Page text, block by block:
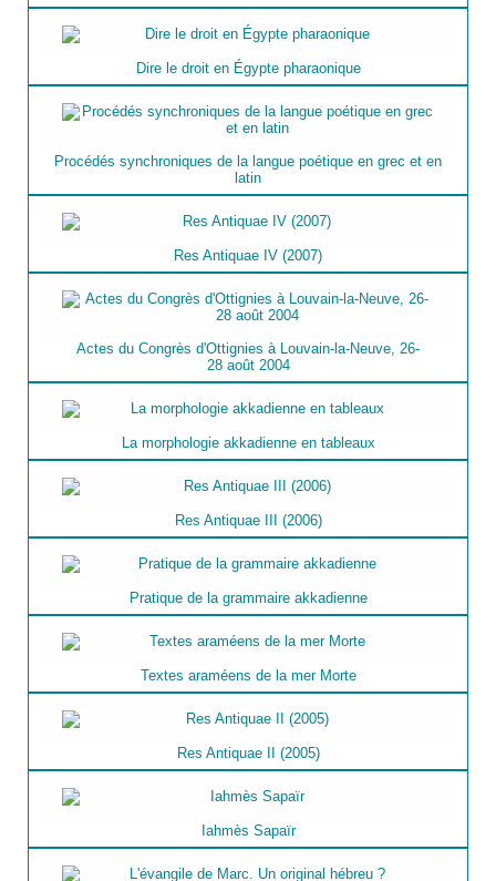
Dire le droit en Égypte pharaonique
Procédés synchroniques de la langue poétique en grec et en
latin
Res Antiquae IV (2007)
Actes du Congrès d'Ottignies à Louvain-la-Neuve, 26-
28 août 2004
La morphologie akkadienne en tableaux
Res Antiquae III (2006)
Pratique de la grammaire akkadienne
Textes araméens de la mer Morte
Res Antiquae II (2005)
Iahmès Sapaïr